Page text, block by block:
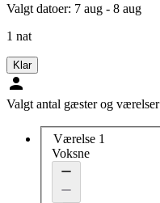
Valgt datoer: 7 aug - 8 aug
1 nat
Klar
Valgt antal gæster og værelser
Værelse 1
Voksne